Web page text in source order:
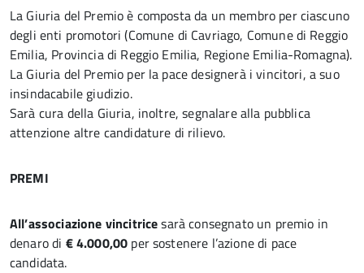
La Giuria del Premio è composta da un membro per ciascuno
degli enti promotori (Comune di Cavriago, Comune di Reggio
Emilia, Provincia di Reggio Emilia, Regione Emilia-Romagna).
La Giuria del Premio per la pace designerà i vincitori, a suo
insindacabile giudizio.
Sarà cura della Giuria, inoltre, segnalare alla pubblica
attenzione altre candidature di rilievo.
PREMI
All’associazione vincitricesarà consegnato un premio in
denaro di € 4.000,00 per sostenere l’azione di pace
candidata.